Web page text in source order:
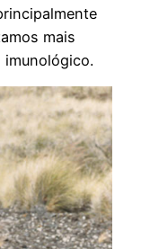
mais
imunológico.